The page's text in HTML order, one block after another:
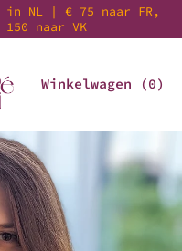
in NL | € 75 naar FR,
naar VK
Winkelwagen (0)